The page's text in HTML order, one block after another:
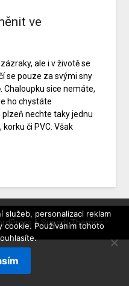
ve
ale i v životě se
se pouze za svými sny
Chaloupku sice nemáte,
ho chystáte
plzeň nechte taky jednu
či PVC. Však
&Superb Themes
služeb, personalizaci reklam
cookie. Používáním tohoto